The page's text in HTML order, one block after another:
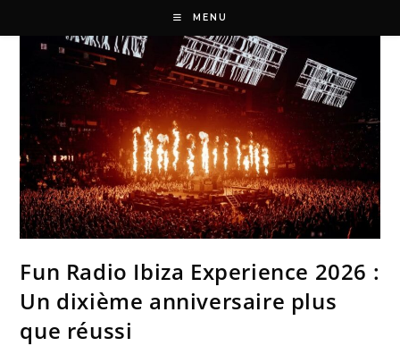
MENU
Fun Radio Ibiza Experience 2026 :
Un dixième anniversaire plus
que réussi